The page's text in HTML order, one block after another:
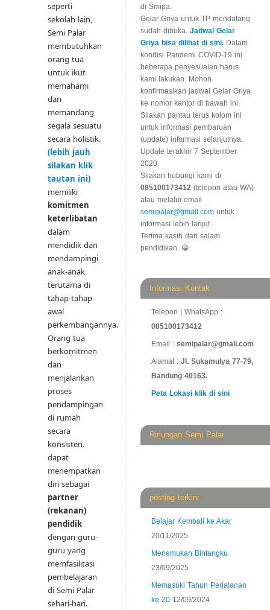
seperti
sekolah lain,
Semi Palar
membutuhkan
orang tua
untuk ikut
memahami
dan
memandang
segala sesuatu
secara holistik.
(lebih jauh
silakan klik
tautan ini)
memiliki
komitmen
keterlibatan
dalam
mendidik dan
mendampingi
anak-anak
terutama di
tahap-tahap
awal
perkembangannya.
Orang tua
berkomitmen
dan
menjalankan
proses
pendampingan
di rumah
secara
konsisten.
dapat
menempatkan
diri sebagai
partner
(rekanan)
pendidik
dengan guru-
guru yang
memfasilitasi
pembelajaran
di Semi Palar
sehari-hari.
di Smipa.
Gelar Griya untuk TP mendatang
sudah dibuka. Jadwal Gelar
Griya bisa dilihat di sini. Dalam
kondisi Pandemi COVID-19 ini
beberapa penyesuaian harus
kami lakukan. Mohon
konfirmasikan jadwal Gelar Griya
ke nomor kantor di bawah ini.
Silakan pantau terus kolom ini
untuk informasi pembaruan
(update) informasi selanjutnya.
Update terakhir 7 September
2020
Silakan hubungi kami di
085100173412 (telepon atau WA)
atau melalui email
semipalar@gmail.com untuk
informasi lebih lanjut.
Terima kasih dan salam
pendidikan. 😀
Informasi Kontak
Telepon | WhatsApp :
085100173412
Email : semipalar@gmail.com
Alamat : Jl. Sukamulya 77-79,
Bandung 40163.
Peta Lokasi klik di sini
Ririungan Semi Palar
posting terkini
Belajar Kembali ke Akar
20/11/2025
Menemukan Bintangku
23/09/2025
Memasuki Tahun Perjalanan
ke 20 12/09/2024